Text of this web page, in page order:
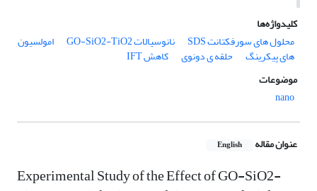
کلیدواژه‌ها
محلول های سورفکتانت SDS
نانوسیالات GO-SiO2-TiO2 امولسیون
های پیکرینگ حلقه ی دونوی
کاهش IFT
موضوعات
nano
عنوان مقاله English
Experimental Study of the Effect of GO-SiO2-